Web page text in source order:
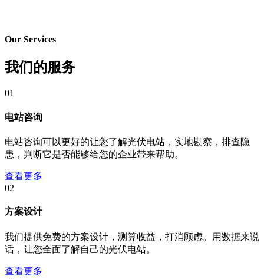
Our Services
我们的服务
01
电站咨询
电站咨询可以更好的让您了解光伏电站，实地勘察，排查隐
患，判断它是否能够给您的企业带来帮助。
查看更多
02
方案设计
我们提供免费的方案设计，测算收益，打消顾虑。用数据来说
话，让您全面了解自己的光伏电站。
查看更多